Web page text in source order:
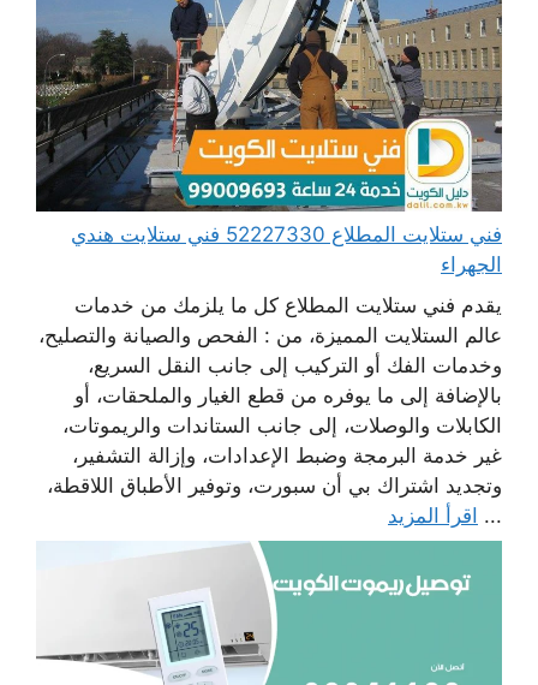
فني ستلايت المطلاع 52227330 فني ستلايت هندي
الجهراء
يقدم فني ستلايت المطلاع كل ما يلزمك من خدمات
عالم الستلايت المميزة، من : الفحص والصيانة والتصليح،
وخدمات الفك أو التركيب إلى جانب النقل السريع،
بالإضافة إلى ما يوفره من قطع الغيار والملحقات، أو
الكابلات والوصلات، إلى جانب الستاندات والريموتات،
غير خدمة البرمجة وضبط الإعدادات، وإزالة التشفير،
وتجديد اشتراك بي أن سبورت، وتوفير الأطباق اللاقطة،
... اقرأ المزيد